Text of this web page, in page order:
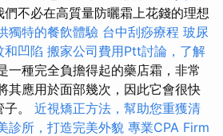
不必在高質量防曬霜上花錢的理想
獨特的餐飲體驗 台中刮痧療程 玻尿
和凹陷 搬家公司費用Ptt討論，了解
一種完全負擔得起的藥店霜，非常
其應用於面部幾次，因此它會很快
。 近視矯正方法，幫助您重獲清
診所，打造完美外貌 專業CPA Firm